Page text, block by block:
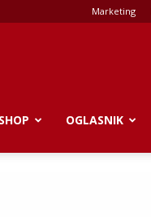
Marketing
SHOP OGLASNIK